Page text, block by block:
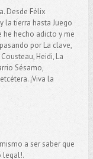
Desde Félix
la tierra hasta Juego
he hecho adicto y me
por La clave,
Heidi, La
Sésamo,
¡Viva la
a ser saber que
legal!.